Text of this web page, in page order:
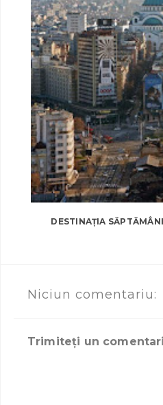
DESTINAȚIA
Niciun comentariu:
Trimiteți un